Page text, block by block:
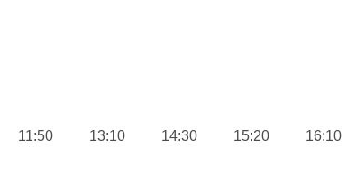
11:50 13:10 14:30 15:20 16:10